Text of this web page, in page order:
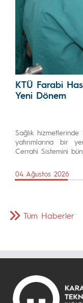
KTÜ Farabi
Yeni Dönem
Sağlık hizmetlerinde
yatırımlarına bir
Cerrahi Sistemini
04 Ağustos 2026
Tüm Haberler